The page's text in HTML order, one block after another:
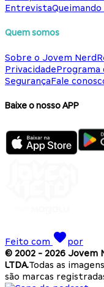
EntrevistaQueimando
Quem somos
Sobre o Jovem Nerd
PrivacidadePrograma
SegurançaFale
Baixe o nosso APP
Feito com
por
© 2002 - 2026 Jovem
LTDA.Todas as
são marcas